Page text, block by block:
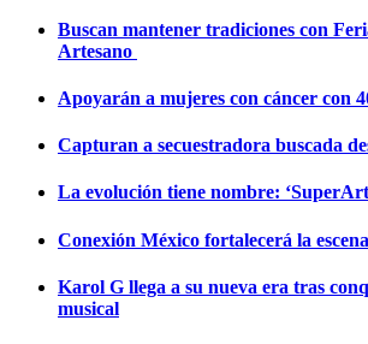
Buscan mantener tradiciones con
Artesano
Apoyarán a mujeres con cáncer con
Capturan a secuestradora buscada
La evolución tiene nombre:
Conexión México fortalecerá la
Karol G llega a su nueva era tras
musical